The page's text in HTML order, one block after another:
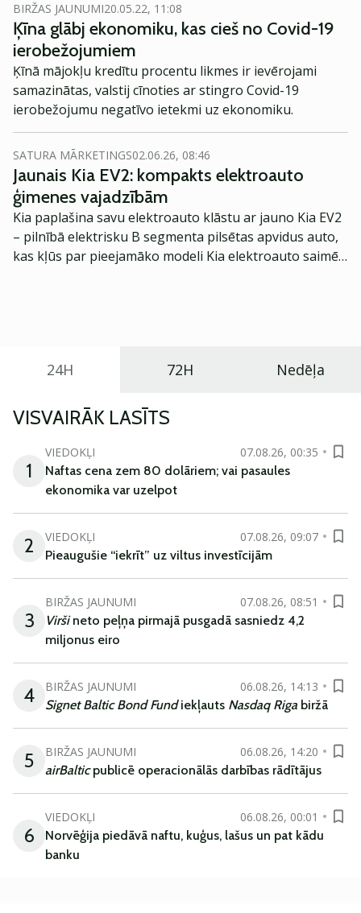
BIRŽAS JAUNUMI20.05.22, 11:08
Ķīna glābj ekonomiku, kas cieš no Covid-19
ierobežojumiem
Ķīnā mājokļu kredītu procentu likmes ir ievērojami
samazinātas, valstij cīnoties ar stingro Covid-19
ierobežojumu negatīvo ietekmi uz ekonomiku.
SATURA MĀRKETINGS02.06.26, 08:46
Jaunais Kia EV2: kompakts elektroauto
ģimenes vajadzībām
Kia paplašina savu elektroauto klāstu ar jauno Kia EV2
– pilnībā elektrisku B segmenta pilsētas apvidus auto,
kas kļūs par pieejamāko modeli Kia elektroauto saimē
24H 72H Nedēļa
VISVAIRĀK LASĪTS
1
VIEDOKĻI
07.08.26, 00:35
Naftas cena zem 80 dolāriem; vai pasaules
ekonomika var uzelpot
2 VIEDOKĻI
07.08.26, 09:07
Pieaugušie “iekrīt” uz viltus investīcijām
3
BIRŽAS JAUNUMI
07.08.26, 08:51
Viršineto peļņa pirmajā pusgadā sasniedz 4,2
miljonus eiro
4 BIRŽAS JAUNUMI
06.08.26, 14:13
Signet Baltic Bond Fundiekļauts Nasdaq Riga biržā
5 BIRŽAS JAUNUMI
06.08.26, 14:20
airBalticpublicē operacionālās darbības rādītājus
6
VIEDOKĻI
06.08.26, 00:01
Norvēģija piedāvā naftu, kuģus, lašus un pat kādu
banku